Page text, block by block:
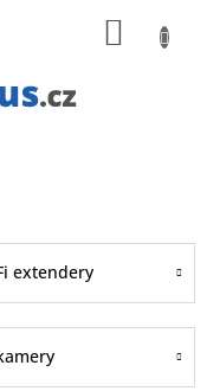
extendery